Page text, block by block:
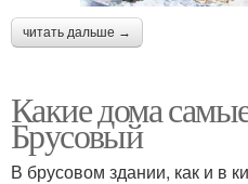
читать дальше →
Какие дома
Брусовый
В брусовом здании, как и в